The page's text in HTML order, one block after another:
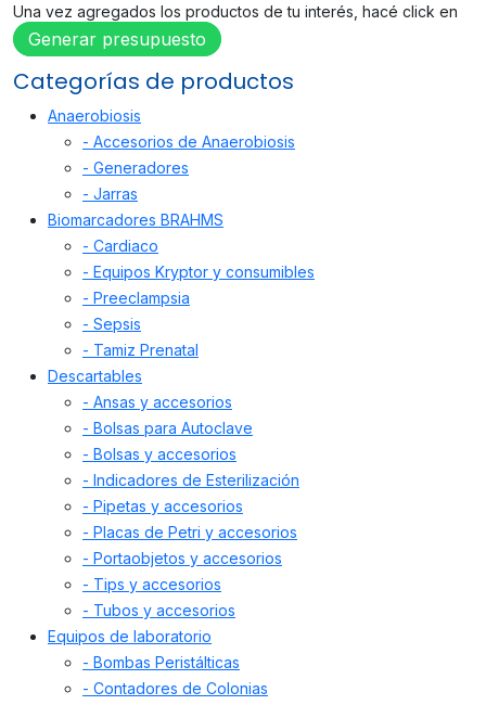
Una vez agregados los productos de tu interés, hacé click en
Generar presupuesto
Categorías de productos
Anaerobiosis
- Accesorios de Anaerobiosis
- Generadores
- Jarras
Biomarcadores BRAHMS
- Cardiaco
- Equipos Kryptor y consumibles
- Preeclampsia
- Sepsis
- Tamiz Prenatal
Descartables
- Ansas y accesorios
- Bolsas para Autoclave
- Bolsas y accesorios
- Indicadores de Esterilización
- Pipetas y accesorios
- Placas de Petri y accesorios
- Portaobjetos y accesorios
- Tips y accesorios
- Tubos y accesorios
Equipos de laboratorio
- Bombas Peristálticas
- Contadores de Colonias